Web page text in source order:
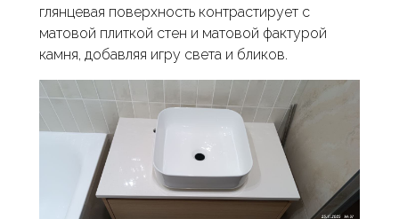
глянцевая поверхность контрастирует с
матовой плиткой стен и матовой фактурой
камня, добавляя игру света и бликов.